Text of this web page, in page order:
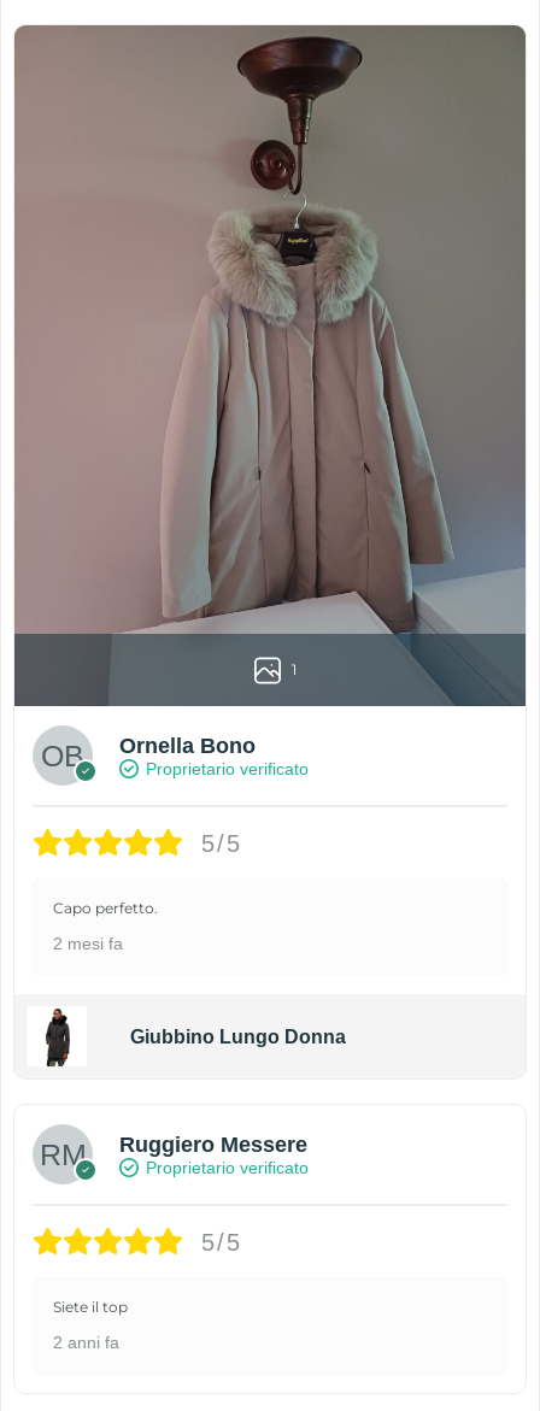
1
Ornella Bono
Proprietario verificato
5/5
Capo perfetto.
2 mesi fa
Giubbino Lungo Donna
Ruggiero Messere
Proprietario verificato
5/5
Siete il top
2 anni fa